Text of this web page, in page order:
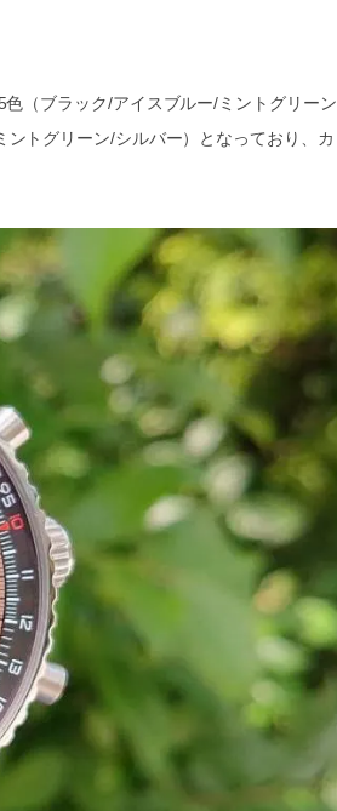
（ブラック/アイスブルー/ミントグリーン
トグリーン/シルバー）となっており、カ